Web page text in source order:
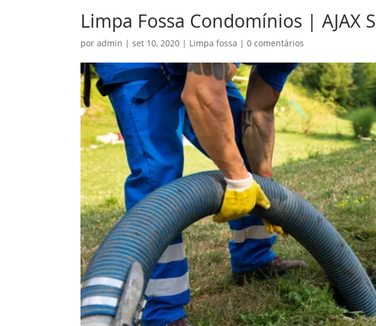
Limpa Fossa Condomínios | AJAX
poradmin |set 10, 2020 | Limpa fossa |0 comentários